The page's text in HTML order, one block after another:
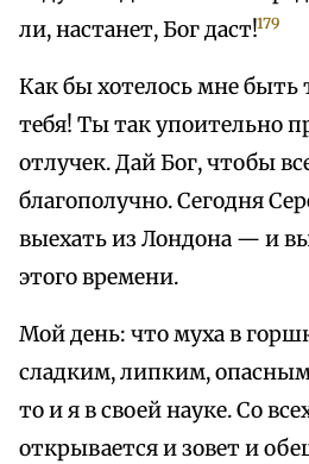
ли, настанет, Бог даст!179
Как бы хотелось мне быть
тебя! Ты так упоительно
отлучек. Дай Бог, чтобы
благополучно. Сегодня
выехать из Лондона — и
этого времени.
Мой день: что муха в
сладким, липким,
то и я в своей науке. Со
открывается и зовет и